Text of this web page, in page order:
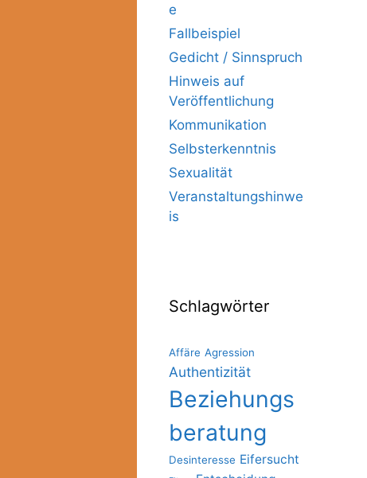
e
Fallbeispiel
Gedicht / Sinnspruch
Hinweis auf
Veröffentlichung
Kommunikation
Selbsterkenntnis
Sexualität
Veranstaltungshinwe
is
Schlagwörter
Affäre Agression
Authentizität
Beziehungs
beratung
Desinteresse Eifersucht